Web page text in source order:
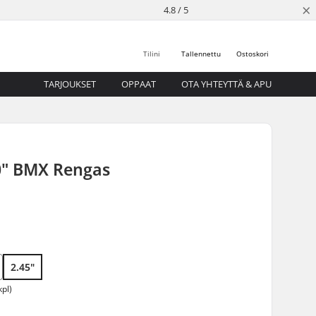
4.8 / 5 ×
Ostoskori
Tallennettu
Tilini
TARJOUKSET OPPAAT OTA YHTEYTTÄ & APU
BMX Rengas
2.45"